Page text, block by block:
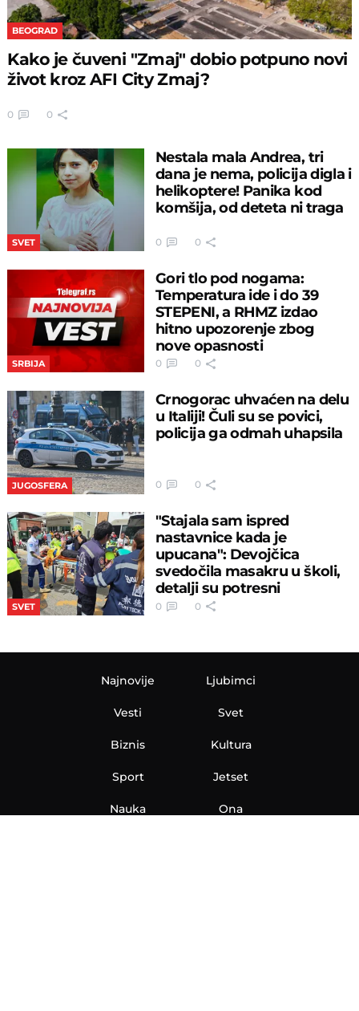
BEOGRAD
Kako je čuveni "Zmaj" dobio potpuno novi
život kroz AFI City Zmaj?
0 0
SVET
Nestala mala Andrea, tri
dana je nema, policija digla i
helikoptere! Panika kod
komšija, od deteta ni traga
0 0
SRBIJA
Gori tlo pod nogama:
Temperatura ide i do 39
STEPENI, a RHMZ izdao
hitno upozorenje zbog
nove opasnosti
0 0
JUGOSFERA
Crnogorac uhvaćen na delu
u Italiji! Čuli su se povici,
policija ga odmah uhapsila
0 0
SVET
"Stajala sam ispred
nastavnice kada je
upucana": Devojčica
svedočila masakru u školi,
detalji su potresni
0 0
Najnovije
Vesti
Biznis
Sport
Nauka
Ljubimci
Svet
Kultura
Jetset
Ona